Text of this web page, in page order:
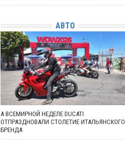
АВТО
А ВСЕМИРНОЙ НЕДЕЛЕ DUCATI
ОТПРАЗДНОВАЛИ СТОЛЕТИЕ ИТАЛЬЯНСКОГО
БРЕНДА